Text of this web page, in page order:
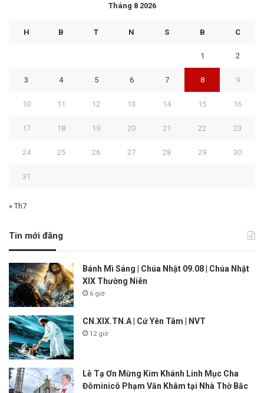
Tháng 8 2026
H B T N S B C
1 2
3 4 5 6 7 8 9
10 11 12 13 14 15 16
17 18 19 20 21 22 23
24 25 26 27 28 29 30
31
« Th7
Tin mới đăng
Bánh Mì Sáng | Chúa Nhật 09.08 | Chúa Nhật
XIX Thường Niên
6 giờ
CN.XIX.TN.A | Cứ Yên Tâm | NVT
12 giờ
Lễ Tạ Ơn Mừng Kim Khánh Linh Mục Cha
Đôminicô Phạm Văn Khâm tại Nhà Thờ Bắc